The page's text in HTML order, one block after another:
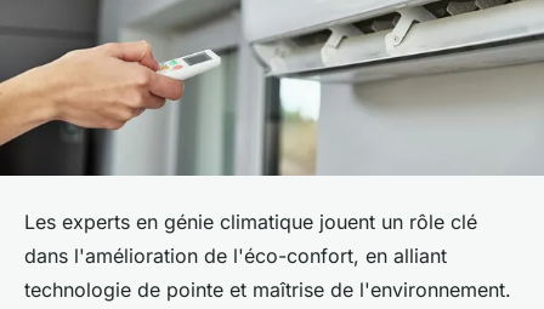
Les experts en génie climatique jouent un rôle clé
dans l'amélioration de l'éco-confort, en alliant
technologie de pointe et maîtrise de l'environnement.